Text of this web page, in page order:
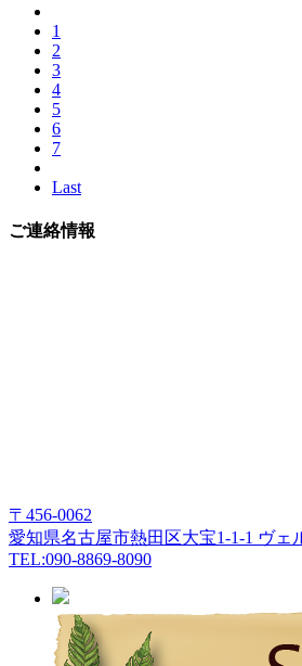
1
2
3
4
5
6
7
Last
ご連絡情報
〒456-0062
愛知県名古屋市熱田区大宝1-1-1 ヴェ
TEL:090-8869-8090